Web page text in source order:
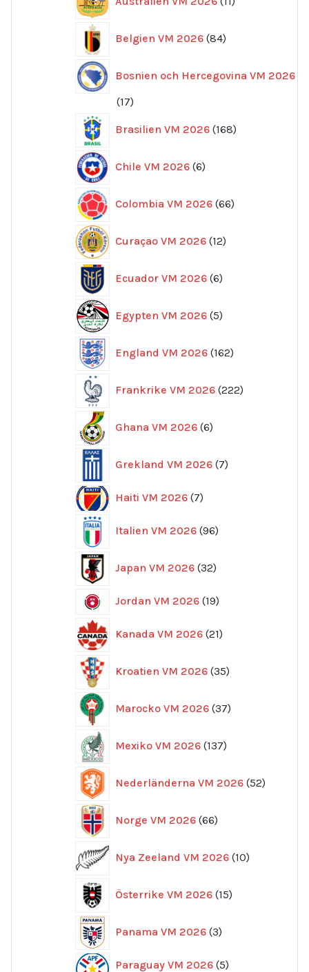
produkter
Belgien VM 2026 84
produkter
Bosnien och Hercegovina VM 2026
1717
Brasilien VM 2026 168
produkter
Chile VM 2026 6
produkter
Colombia VM 2026 66
produkter
Curaçao VM 2026 12
produkter
Ecuador VM 2026 6
produkter
Egypten VM 2026 5
produkter
England VM 2026 162
produkter
Frankrike VM 2026 222
produkter
Ghana VM 2026 6
produkter
Grekland VM 2026 7
produkter
Haiti VM 2026 77
Italien VM 2026 96
produkter
Japan VM 2026 32
produkter
Jordan VM 2026 1919
Kanada VM 2026 21
produkter
Kroatien VM 2026 35
produkter
Marocko VM 2026 37
produkter
Mexiko VM 2026 137
produkter
Nederländerna VM 2026 52
Norge VM 2026 66
produkter
Nya Zeeland VM 2026 10
produkter
Österrike VM 2026 15
produkter
Panama VM 2026 3
produkter
Paraguay VM 2026 55